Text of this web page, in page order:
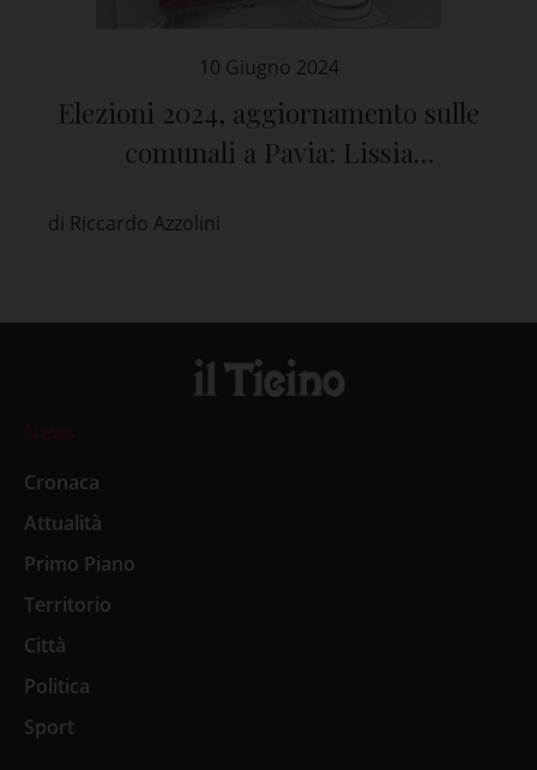
10 Giugno 2024
Elezioni 2024, aggiornamento sulle
comunali a Pavia: Lissia
(centrodestra) 55,14 %
di Riccardo Azzolini
News
Cronaca
Attualità
Primo Piano
Territorio
Città
Politica
Sport